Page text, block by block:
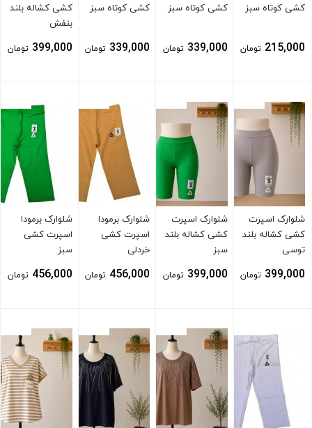
کشی کوتاه سبز
215,000 تومان
کشی کوتاه سبز
339,000 تومان
کشی کوتاه سبز
339,000 تومان
کشی کشاله بلند
بنفش
399,000 تومان
شلوارک اسپرت
کشی کشاله بلند
توسی
399,000 تومان
شلوارک اسپرت
کشی کشاله بلند
سبز
399,000 تومان
شلوارک برمودا
اسپرت کشی
خردلی
456,000 تومان
شلوارک برمودا
اسپرت کشی
سبز
456,000 تومان